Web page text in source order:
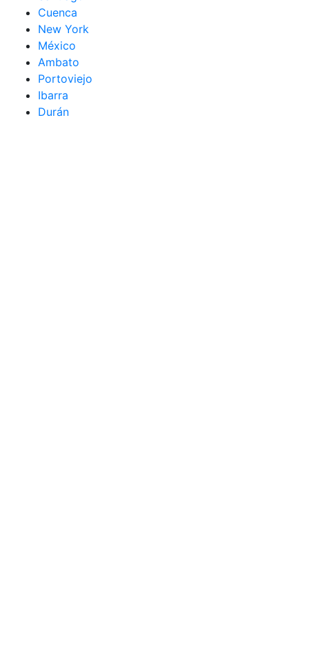
Cuenca
New York
México
Ambato
Portoviejo
Ibarra
Durán